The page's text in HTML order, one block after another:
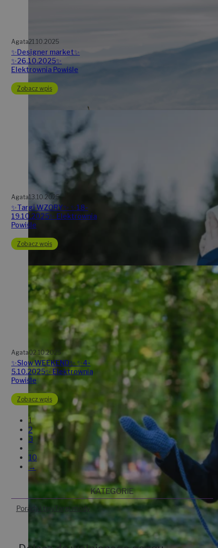
Agata21.10.2025
✨Designer market✨
✨26.10.2025✨
Elektrownia Powiśle
Zobacz wpis
Agata13.10.2025
✨Targi WZORY✨ ✨18-
19.10.2025✨ Elektrownia
Powiśle
Zobacz wpis
Agata02.10.2025
✨Slow WEEKEND✨ ✨4-
5.10.2025✨ Elektrownia
Powiśle
Zobacz wpis
1
2
3
…
10
→
KATEGORIE
Porady i tipy Targi mody